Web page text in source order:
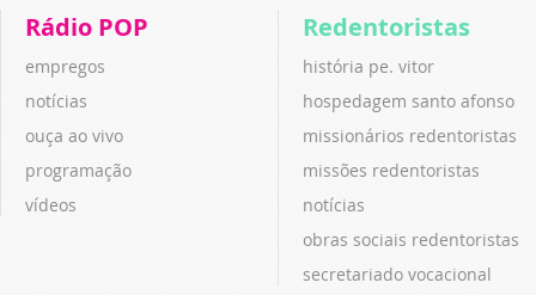
Rádio POP
empregos
notícias
ouça ao vivo
programação
vídeos
Redentoristas
história pe. vitor
hospedagem santo afonso
missionários redentoristas
missões redentoristas
notícias
obras sociais redentoristas
secretariado vocacional